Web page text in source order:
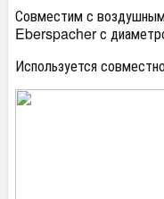
Совместим с
Eberspacher с
Используется